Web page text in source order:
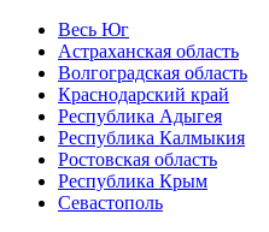
Весь Юг
Астраханская область
Волгоградская область
Краснодарский край
Республика Адыгея
Республика Калмыкия
Ростовская область
Республика Крым
Севастополь